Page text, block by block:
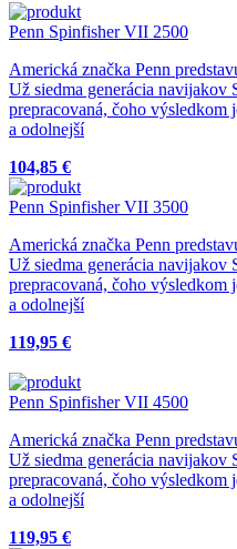
Penn Spinfisher VII 2500
Americká značka Penn
Už siedma generácia navijakov
prepracovaná, čoho výsledkom
a odolnejší
104,85 €
Penn Spinfisher VII 3500
Americká značka Penn
Už siedma generácia navijakov
prepracovaná, čoho výsledkom
a odolnejší
119,95 €
Penn Spinfisher VII 4500
Americká značka Penn
Už siedma generácia navijakov
prepracovaná, čoho výsledkom
a odolnejší
119,95 €